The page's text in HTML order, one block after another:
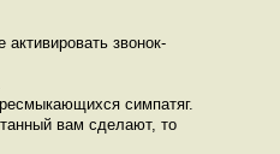
звонок-
симпатяг.
вам сделают, то